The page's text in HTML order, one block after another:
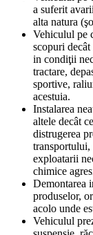
a suferit
alta natura
Vehiculul pe
scopuri
in condiţii
tractare,
sportive,
acestuia.
Instalarea
altele decât
distrugerea
exploatarii
chimice
Demontarea
produselor,
acolo unde
Vehiculul